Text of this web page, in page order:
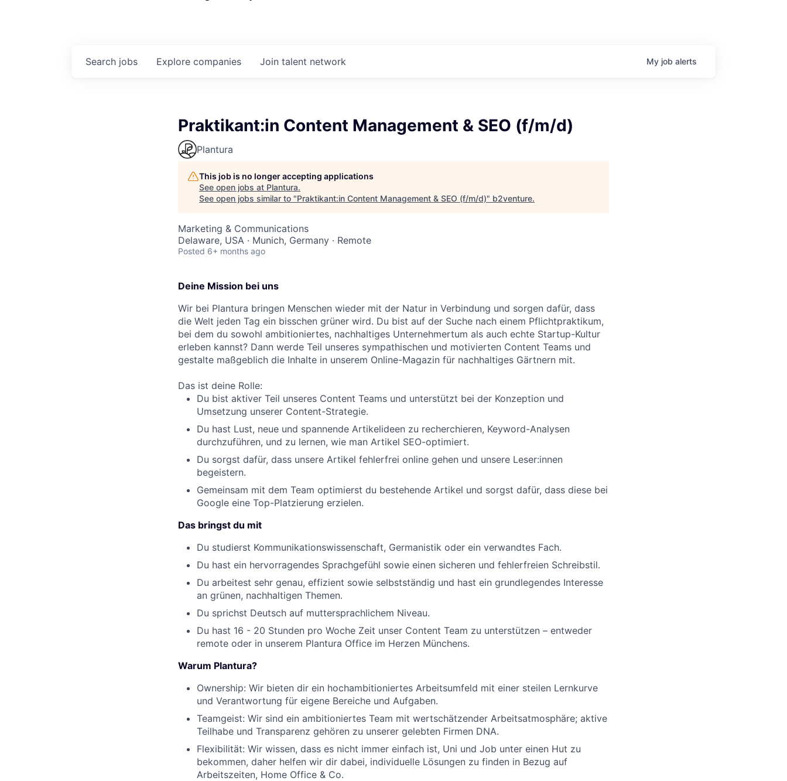
Search jobs Explore companies Join talent network My job alerts
Praktikant:in Content Management & SEO (f/m/d)
Plantura
This job is no longer accepting applications
See open jobs at Plantura.
See open jobs similar to "Praktikant:in Content Management & SEO (f/m/d)" b2venture.
Marketing & Communications
Delaware, USA · Munich, Germany · Remote
Posted 6+ months ago
Deine Mission bei uns
Wir bei Plantura bringen Menschen wieder mit der Natur in Verbindung und sorgen dafür, dass
die Welt jeden Tag ein bisschen grüner wird. Du bist auf der Suche nach einem Pflichtpraktikum,
bei dem du sowohl ambitioniertes, nachhaltiges Unternehmertum als auch echte Startup-Kultur
erleben kannst? Dann werde Teil unseres sympathischen und motivierten Content Teams und
gestalte maßgeblich die Inhalte in unserem Online-Magazin für nachhaltiges Gärtnern mit.
Das ist deine Rolle:
Du bist aktiver Teil unseres Content Teams und unterstützt bei der Konzeption und
Umsetzung unserer Content-Strategie.
Du hast Lust, neue und spannende Artikelideen zu recherchieren, Keyword-Analysen
durchzuführen, und zu lernen, wie man Artikel SEO-optimiert.
Du sorgst dafür, dass unsere Artikel fehlerfrei online gehen und unsere Leser:innen
begeistern.
Gemeinsam mit dem Team optimierst du bestehende Artikel und sorgst dafür, dass diese bei
Google eine Top-Platzierung erzielen.
Das bringst du mit
Du studierst Kommunikationswissenschaft, Germanistik oder ein verwandtes Fach.
Du hast ein hervorragendes Sprachgefühl sowie einen sicheren und fehlerfreien Schreibstil.
Du arbeitest sehr genau, effizient sowie selbstständig und hast ein grundlegendes Interesse
an grünen, nachhaltigen Themen.
Du sprichst Deutsch auf muttersprachlichem Niveau.
Du hast 16 - 20 Stunden pro Woche Zeit unser Content Team zu unterstützen – entweder
remote oder in unserem Plantura Office im Herzen Münchens.
Warum Plantura?
Ownership: Wir bieten dir ein hochambitioniertes Arbeitsumfeld mit einer steilen Lernkurve
und Verantwortung für eigene Bereiche und Aufgaben.
Teamgeist: Wir sind ein ambitioniertes Team mit wertschätzender Arbeitsatmosphäre; aktive
Teilhabe und Transparenz gehören zu unserer gelebten Firmen DNA.
Flexibilität: Wir wissen, dass es nicht immer einfach ist, Uni und Job unter einen Hut zu
bekommen, daher helfen wir dir dabei, individuelle Lösungen zu finden in Bezug auf
Arbeitszeiten, Home Office & Co.